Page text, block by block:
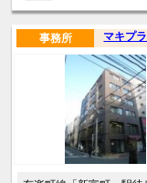
マキプ
事務所